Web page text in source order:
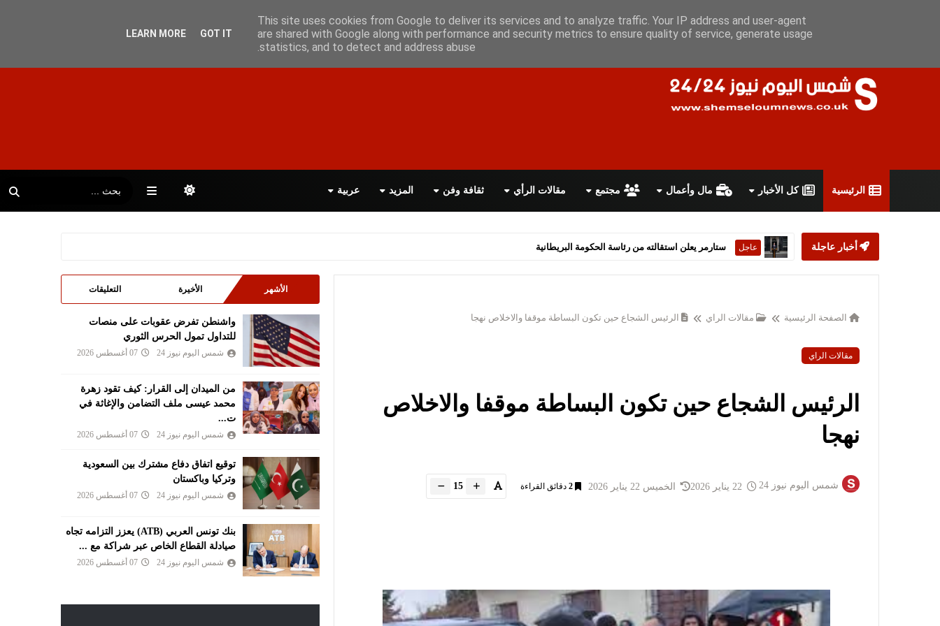
سياسة الخصوصية اتفاقية الاستخدام أعلن معانا اتصل بنا اقرأ الصحيفة PDF
الرئيسية كل الأخبار مال وأعمال مجتمع مقالات الرأي ثقافة وفن المزيد عربية
أخبار عاجلة الشرق الاوسط أمريكا وإيران تتوصلان لاتفاق سلام شامل
الصفحة الرئيسية مقالات الراي الرئيس الشجاع حين تكون البساطة موقفا والاخلاص نهجا
مقالات الراي
الرئيس الشجاع حين تكون البساطة موقفا والاخلاص
نهجا
شمس اليوم نيوز 24 الخميس 22 يناير 2026 2 دقائق القراءة 15
الأشهر الأخيرة التعليقات
واشنطن تفرض عقوبات على منصات
للتداول تمول الحرس الثوري
شمس اليوم نيوز 24 07 أغسطس 2026
من الميدان إلى القرار: كيف تقود زهرة
محمد عيسى ملف التضامن والإغاثة في
ت...
شمس اليوم نيوز 24 07 أغسطس 2026
توقيع اتفاق دفاع مشترك بين السعودية
وتركيا وباكستان
شمس اليوم نيوز 24 07 أغسطس 2026
بنك تونس العربي (ATB) يعزز التزامه تجاه
صيادلة القطاع الخاص عبر شراكة مع ...
شمس اليوم نيوز 24 07 أغسطس 2026
This site uses cookies from Google to deliver its services and to analyze traffic. Your IP address and user-agent
are shared with Google along with performance and security metrics to ensure quality of service, generate usage
statistics, and to detect and address abuse.
LEARN MORE GOT IT